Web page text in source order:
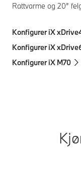
Rattvarme og 20”
Konfigurer iX
Konfigurer iX
Konfigurer iX M70